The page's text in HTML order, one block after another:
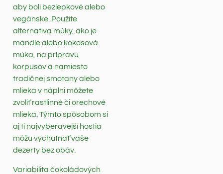
aby boli bezlepkové alebo
vegánske. Použite
alternativa múky, ako je
mandle alebo kokosová
múka, na prípravu
korpusov a namiesto
tradičnej smotany alebo
mlieka v náplni môžete
zvoliť rastlinné či orechové
mlieka. Týmto spôsobom si
aj tí najvyberavejší hostia
môžu vychutnať vaše
dezerty bez obáv.
Variabilita čokoládových